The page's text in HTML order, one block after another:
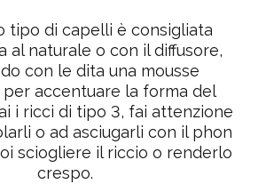
tipo di capelli è consigliata
al naturale o con il diffusore,
con le dita una mousse
per accentuare la forma del
i ricci di tipo 3, fai attenzione
o ad asciugarli con il phon
sciogliere il riccio o renderlo
crespo.